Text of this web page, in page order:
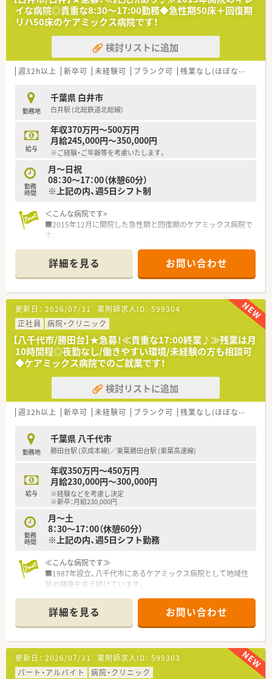
イな病院◎貴重な8:30～17:00勤務◆急性期50床＋回復期
リハ50床のケアミックス病院です！
検討リストに追加
週32h以上 新卒可 未経験可 ブランク可 残業なし(ほぼなし含む)
勤務地
千葉県 白井市
白井駅 (北総鉄道北総線)
給与
年収370万円～500万円
月給245,000円～350,000円
※ご経験・ご年齢等を考慮いたします。
勤務
時間
月～日祝
08：30～17：00（休憩60分）
※上記の内、週5日シフト制
＜こんな病院です>
■2015年12月に開院した急性期と回復期のケアミックス病院で
す。
■病院・有料老人ホーム・介護老人保健施設の3施設を同一敷地内
に設置しており、急性期から在宅まで一貫した医療を患者様へ提
供できる体制になっています。
■診療科目は24科あり、お子様からご高齢の方まで質の高い医
療を提供し、安心して利用いただける病院を目指しています。
■職員間のコミュニケーションが取りやすいアットホームな雰
囲気です。
＜働き方について＞
■調剤・監査・注射セット・病棟服薬指導・病棟業務・残薬管理・持
参薬チェック・医薬品管理・DI業務・院内委員会参加等、幅広い業
務に携わることが可能です。
■8：30～17：00勤務、残業時間は月10時間程です/年間休日は
110日
■≪託児所あり≫1日の利用料は500円、子育てやご家庭との両
立にも理解のある環境です。
■治療費減免制度あり/食事補助あり
詳細を見る お問い合わせ
更新日： 2026/07/31 薬剤師求人ID： 599304
正社員
病院・クリニック
【八千代市/勝田台】★急募！≪貴重な17:00終業♪≫残業は月
10時間程◎夜勤なし/働きやすい環境/未経験の方も相談可
◆ケアミックス病院でのご就業です！
検討リストに追加
週32h以上 新卒可 未経験可 ブランク可 残業なし(ほぼなし含む)
勤務地
千葉県 八千代市
勝田台駅 (京成本線)／東葉勝田台駅 (東葉高速線)
給与
年収350万円～450万円
月給230,000円～300,000円
※経験などを考慮し決定
※新卒：月給230,000円
勤務
時間
月～土
8：30～17：00（休憩60分）
※上記の内、週5日シフト勤務
≪こんな病院です≫
■1987年設立、八千代市にあるケアミックス病院として地域住
民の健康を支え続けています。
していただける環境です。
■一般病床195床・療養病床120床です。
複数科目診療している病院なので、病院薬剤師として経験を積め
る環境です。
※主な業務
服薬指導・監査・調剤・医薬品管理・DI業務・持参薬チェック・病棟
業務・注射セット・病棟服薬指導・院内委員会参加など
詳細を見る お問い合わせ
更新日： 2026/07/31 薬剤師求人ID： 599303
パート・アルバイト
病院・クリニック